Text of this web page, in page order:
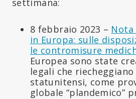
8 febbraio 2023 – Nota
in Europa: sulle
le contromisure
Europea sono state
legali che riecheggiano
statunitensi, come
globale “plandemico”